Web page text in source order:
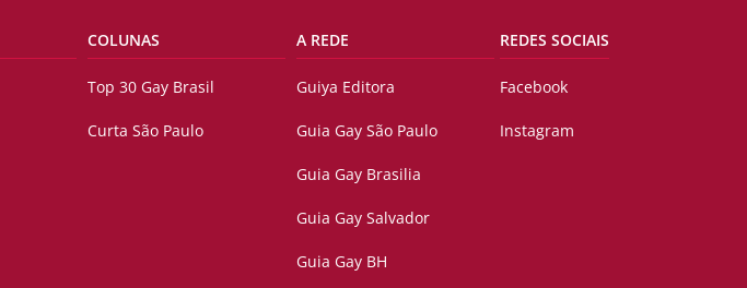
COLUNAS
Top 30 Gay Brasil
Curta São Paulo
A REDE
Guiya Editora
Guia Gay São Paulo
Guia Gay Brasilia
Guia Gay Salvador
Guia Gay BH
REDES SOCIAIS
Facebook
Instagram